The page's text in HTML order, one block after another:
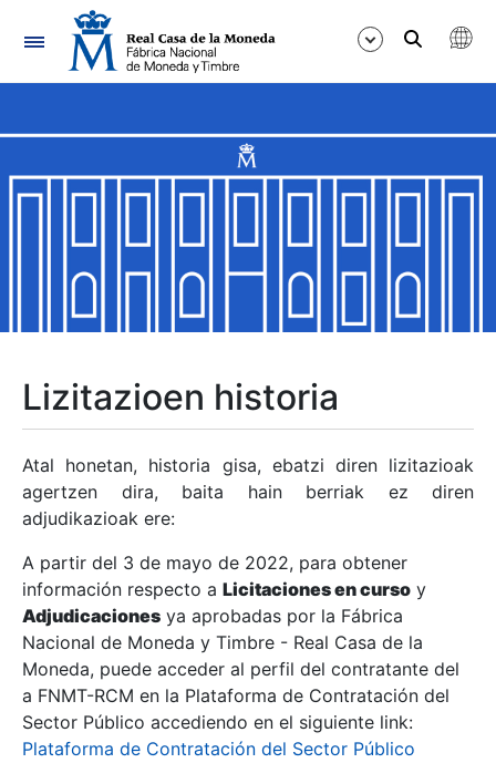
Nabigazioa
Erakutsi/Ezkutatu
Erakutsi/Ezkutatu
Erakutsi/Ezkutatu
Erakutsi/Ezkutatu
Erakutsi/Ezkutatu
Erakutsi/Ezkutatu
Erakutsi/Ezkutatu
Lizitazioen historia
Atal honetan, historia gisa, ebatzi diren lizitazioak
agertzen dira, baita hain berriak ez diren
adjudikazioak ere:
A partir del 3 de mayo de 2022, para obtener
información respecto a Licitaciones en curso y
Adjudicaciones ya aprobadas por la Fábrica
Nacional de Moneda y Timbre - Real Casa de la
Moneda, puede acceder al perfil del contratante del
a FNMT-RCM en la Plataforma de Contratación del
Sector Público accediendo en el siguiente link:
Plataforma de Contratación del Sector Público